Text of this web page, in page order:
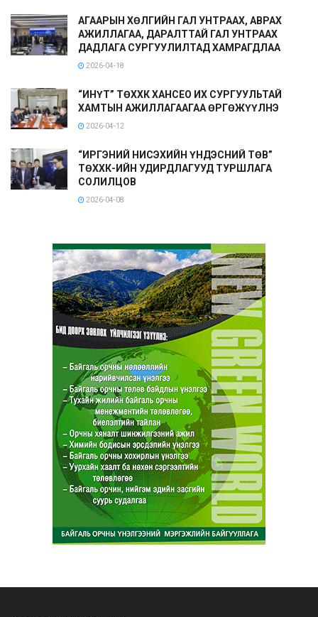
АГААРЫН ХӨЛГИЙН ГАЛ УНТРААХ, АВРАХ
АЖИЛЛАГАА, ДАРАЛТТАЙ ГАЛ УНТРААХ
ДАДЛАГА СУРГУУЛИЛТАД ХАМРАГДЛАА
2026-04-18
“ИНҮТ” ТӨХХК ХАНСЕО ИХ СУРГУУЛЬТАЙ
ХАМТЫН АЖИЛЛАГААГАА ӨРГӨЖҮҮЛНЭ
2026-04-12
“ИРГЭНИЙ НИСЭХИЙН ҮНДЭСНИЙ ТӨВ”
ТӨХХК-ИЙН УДИРДЛАГУУД ТУРШЛАГА
СОЛИЛЦОВ
2026-04-08